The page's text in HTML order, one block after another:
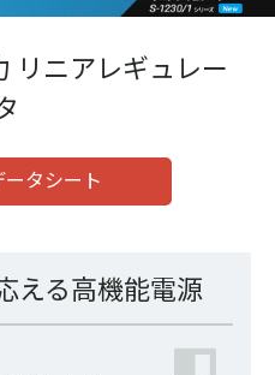
リニアレギュレー
ータシート
える高機能電源